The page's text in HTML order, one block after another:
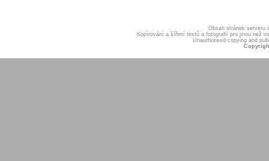
Obsah stránek serveru
Kopírování a šíření textů a fotografií pro jinou než
Unauthorised copying and